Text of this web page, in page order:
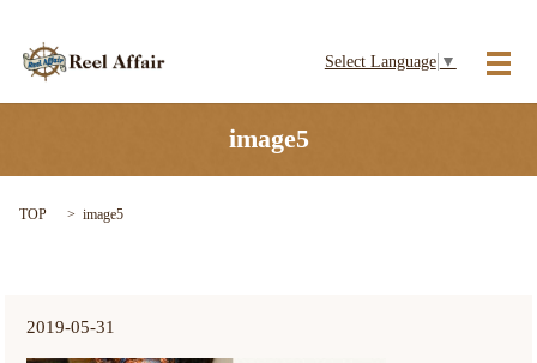
Select Language ▼
メ
image5
TOP image5
2019-05-31